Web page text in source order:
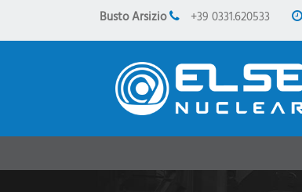
Busto Arsizio +39 0331.620533